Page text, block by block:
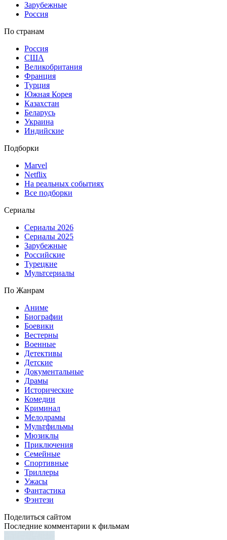
Зарубежные
Россия
По странам
Россия
США
Великобритания
Франция
Турция
Южная Корея
Казахстан
Беларусь
Украина
Индийские
Подборки
Marvel
Netflix
На реальных событиях
Все подборки
Сериалы
Сериалы 2026
Сериалы 2025
Зарубежные
Российские
Турецкие
Мультсериалы
По Жанрам
Аниме
Биографии
Боевики
Вестерны
Военные
Детективы
Детские
Документальные
Драмы
Исторические
Комедии
Криминал
Мелодрамы
Мультфильмы
Мюзиклы
Приключения
Семейные
Спортивные
Триллеры
Ужасы
Фантастика
Фэнтези
Поделиться сайтом
Последние комментарии к фильмам